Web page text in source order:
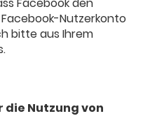
Nutzerkonto
bitte aus Ihrem
Nutzung von